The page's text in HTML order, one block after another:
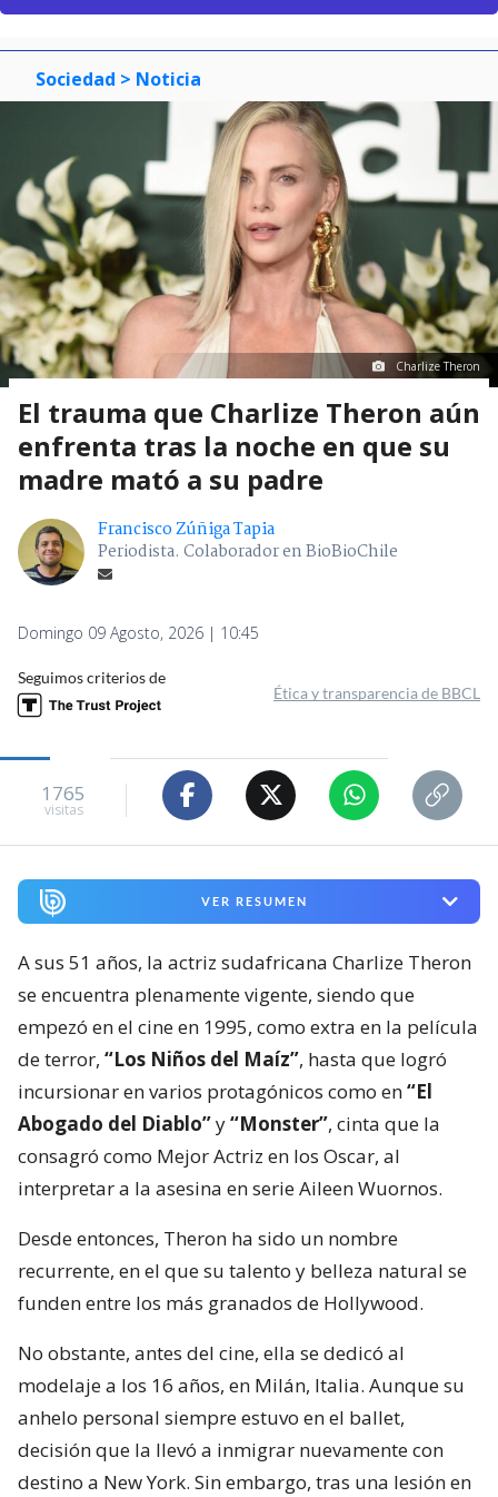
Sociedad > Noticia
Charlize Theron
El trauma que Charlize Theron aún
enfrenta tras la noche en que su
madre mató a su padre
Francisco Zúñiga Tapia
Periodista. Colaborador en BioBioChile
Domingo 09 Agosto, 2026 | 10:45
Seguimos criterios de
Ética y transparencia de BBCL
1765
visitas
VER RESUMEN
A sus 51 años, la actriz sudafricana Charlize Theron
se encuentra plenamente vigente, siendo que
empezó en el cine en 1995, como extra en la película
de terror, “Los Niños del Maíz”, hasta que logró
incursionar en varios protagónicos como en“El
Abogado del Diablo”y“Monster”, cinta que la
consagró como Mejor Actriz en los Oscar, al
interpretar a la asesina en serie Aileen Wuornos.
Desde entonces, Theron ha sido un nombre
recurrente, en el que su talento y belleza natural se
funden entre los más granados de Hollywood.
No obstante, antes del cine, ella se dedicó al
modelaje a los 16 años, en Milán, Italia. Aunque su
anhelo personal siempre estuvo en el ballet,
decisión que la llevó a inmigrar nuevamente con
destino a New York. Sin embargo, tras una lesión en